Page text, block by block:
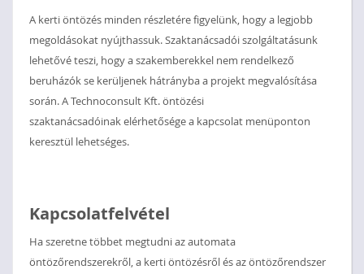
A kerti öntözés minden részletére figyelünk, hogy a legjobb
megoldásokat nyújthassuk. Szaktanácsadói szolgáltatásunk
lehetővé teszi, hogy a szakemberekkel nem rendelkező
beruházók se kerüljenek hátrányba a projekt megvalósítása
során. A Technoconsult Kft. öntözési
szaktanácsadóinak elérhetősége a kapcsolat menüponton
keresztül lehetséges.
Kapcsolatfelvétel
Ha szeretne többet megtudni az automata
öntözőrendszerekről, a kerti öntözésről és az öntözőrendszer